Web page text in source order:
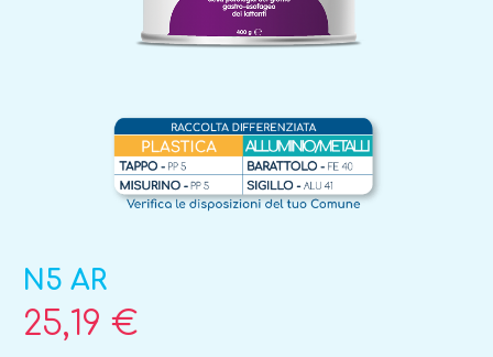
N5 AR
25,19 €